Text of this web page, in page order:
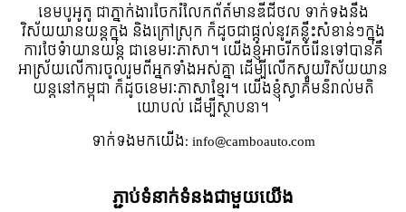
ខេមបូអូតូ ជាភ្នាក់ងារចែករំលែកព័ត៍មានឌីជីថល ទាក់ទងនឹង
វិស័យយានយន្តក្នុង និងក្រៅស្រុក ក៏ដូចជាផ្តល់នូវគន្លឹះសំខាន់ៗក្នុង
ការថែទំាយានយន្ត ជាខេមរៈភាសា។ យើងខ្ញុំអាចរីកចំរើនទៅបានគឺ
អាស្រ័យលើការចូលរួមពីអ្នកទាំងអស់គ្នា ដើម្បីលើកស្ទួយវិស័យយាន
យន្តនៅកម្ពុជា ក៏ដូចខេមរៈភាសាខ្មែរ។ យើងខ្ញុំស្វាគមន៌រាល់មតិ
យោបល់ ដើម្បីស្ថាបនា។
ទាក់ទង​មក​យើង:info@camboauto.com
ភ្ជាប់ទំនាក់ទំនងជាមួយយើង